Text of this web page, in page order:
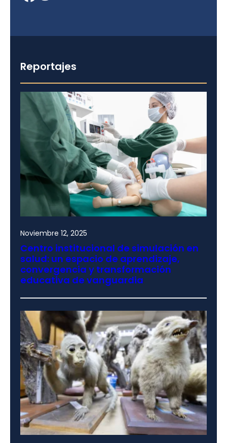
Reportajes
Noviembre 12, 2025
Centro institucional de simulación en
salud: un espacio de aprendizaje,
convergencia y transformación
educativa de vanguardia